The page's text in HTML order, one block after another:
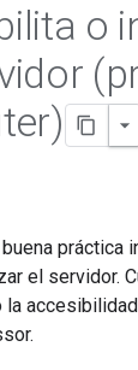
o
buena práctica
el servidor.
la